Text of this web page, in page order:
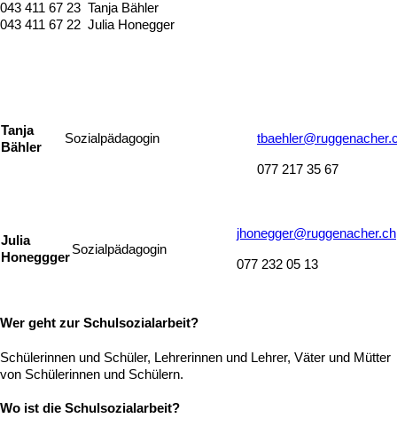
043 411 67 23 Tanja Bähler
043 411 67 22 Julia Honegger
Tanja
Bähler
Sozialpädagogin
077 217 35 67
Julia
Honeggger
Sozialpädagogin
jhonegger@ruggenacher.ch
077 232 05 13
Wer geht zur Schulsozialarbeit?
Schülerinnen und Schüler, Lehrerinnen und Lehrer, Väter und Mütter
von Schülerinnen und Schülern.
Wo ist die Schulsozialarbeit?